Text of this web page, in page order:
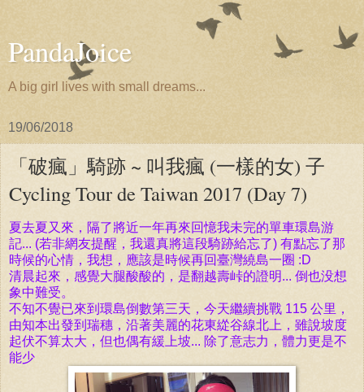
PandaJoice
A big girl lives with small dreams...
19/06/2018
「破瘋」騎跡 ~ 叫我瘋 (一樣的女) 子
Cycling Tour de Taiwan 2017 (Day 7)
夏去夏又來，隔了將近一年再來回憶我未完的單車環島游
記... (若非網友提醒，我還真將這段騎跡給忘了) 有點忘了那
時候的心情，我想，應該是時候再回臺灣繞島一圈 :D
清晨起來，感覺大腿酸酸的，是翻越壽峠的證明... 倒也没想
象中難受。
不知不覺已來到環島倒數第三天， 今天繼續挑戰 115 公里，
由知本出發到瑞穗，沿著美麗的花東緃谷線北上，雖說坡度
起伏不算太大，但也偶有緩上坡... 除了意志力， 體力更是不
能少